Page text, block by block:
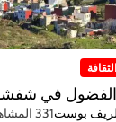
في
الريف بوست331 المشاهدات